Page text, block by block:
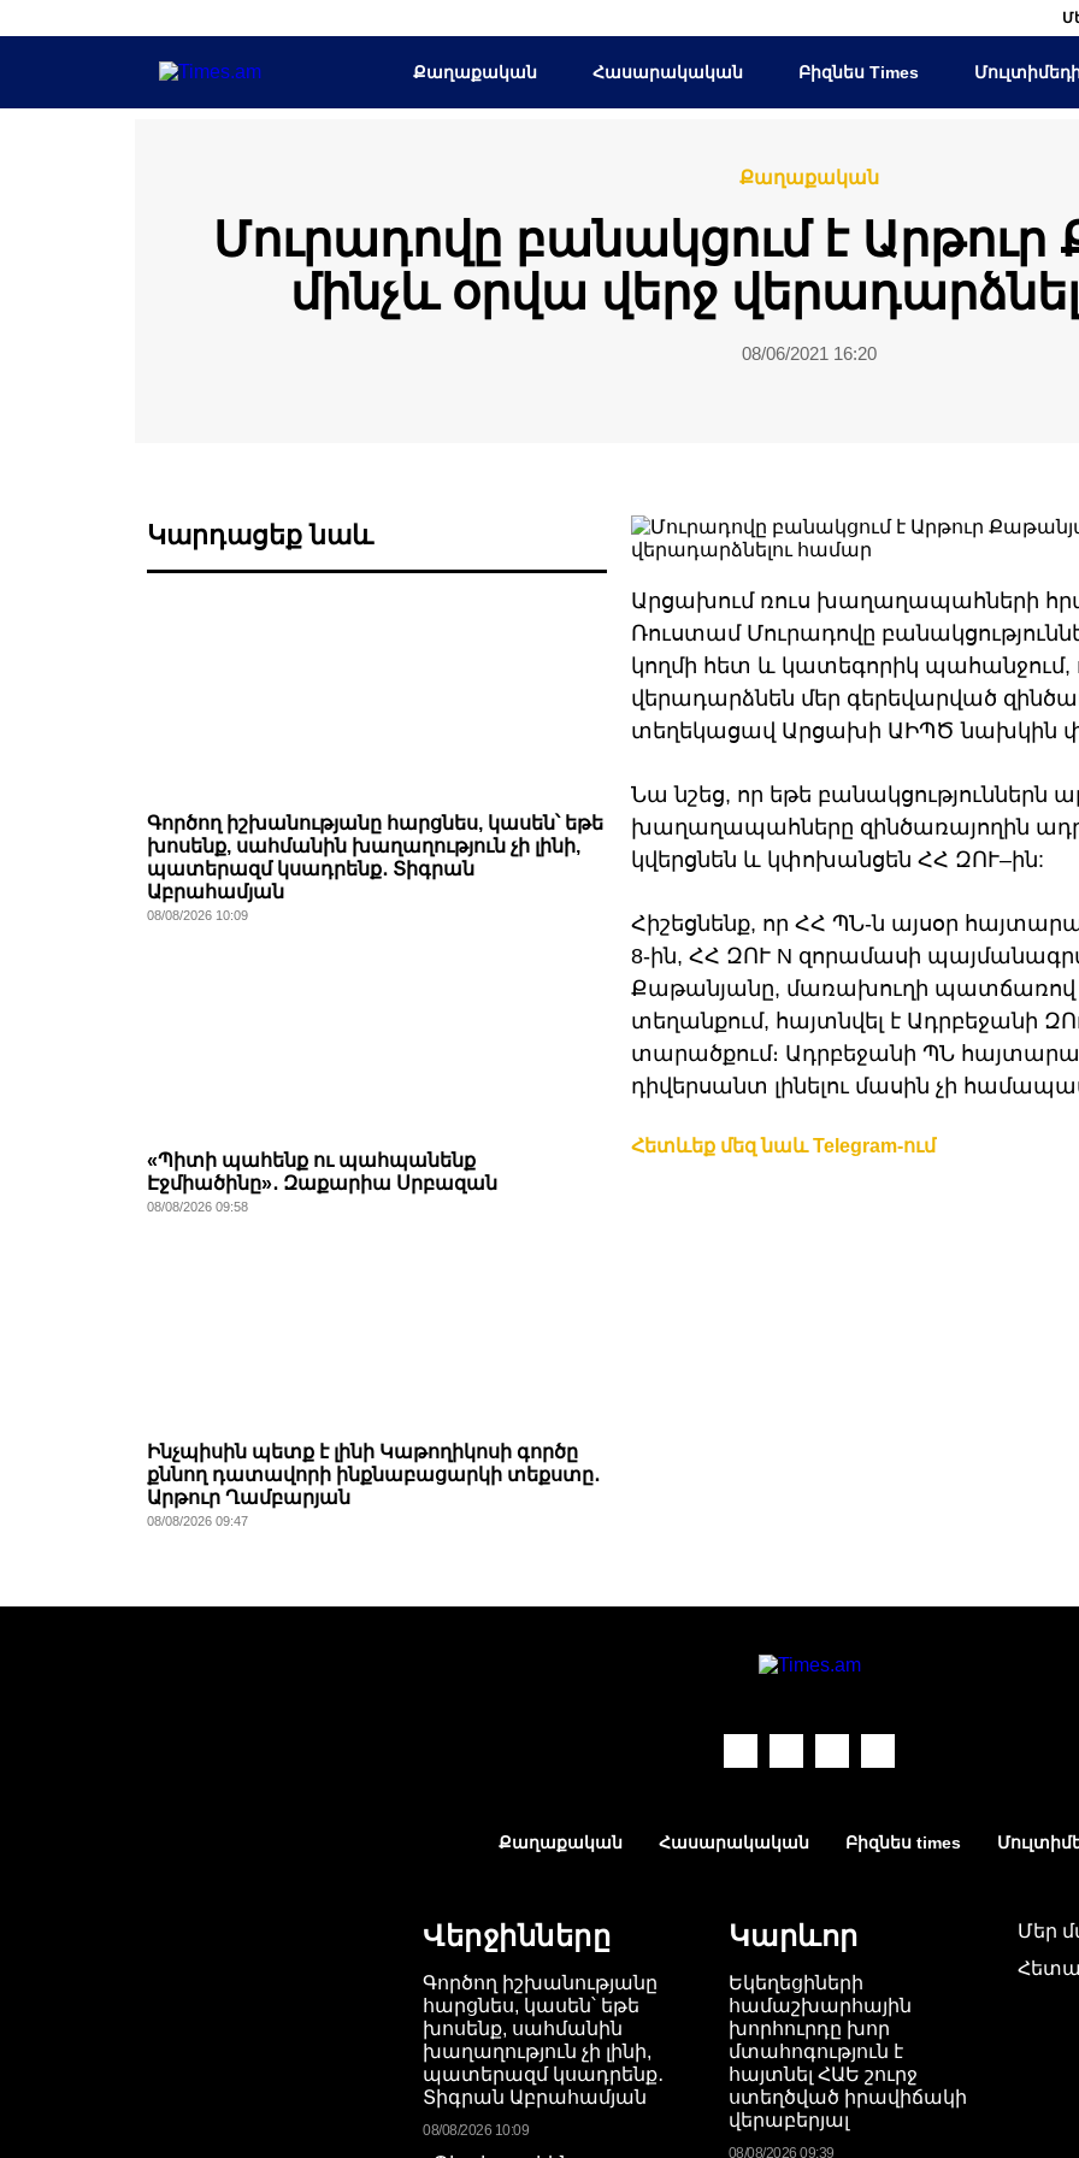
Քաղաքական Հասարակական Բիզնես Times
Քաղաքական
Մուրադովը բանակցում է
մինչև օրվա վերջ
08/06/2021 16:20
Կարդացեք նաև
Գործող իշխանությանը հարցնես, կասեն՝ եթե
խոսենք, սահմանին խաղաղություն չի լինի,
պատերազմ կսադրենք․ Տիգրան
Աբրահամյան
08/08/2026 10:09
«Պիտի պահենք ու պահպանենք
Էջմիածինը»․ Զաքարիա Սրբազան
08/08/2026 09:58
Ինչպիսին պետք է լինի Կաթողիկոսի գործը
քննող դատավորի ինքնաբացարկի տեքստը․
Արթուր Ղամբարյան
08/08/2026 09:47
Արցախում ռուս խաղաղապահների
Ռուստամ Մուրադովը
կողմի հետ և կատեգորիկ պահանջում,
վերադարձնեն մեր գերեվարված
տեղեկացավ Արցախի ԱԻՊԾ նախկին
Նա նշեց, որ եթե բանակցություններն
խաղաղապահները զինծառայողին
կվերցնեն և կփոխանցեն ՀՀ ԶՈՒ–ին:
Հիշեցնենք, որ ՀՀ ՊՆ-ն այսօր
8-ին, ՀՀ ԶՈՒ N զորամասի
Քաթանյանը, մառախուղի պատճառով
տեղանքում, հայտնվել է Ադրբեջանի
տարածքում։ Ադրբեջանի ՊՆ
դիվերսանտ լինելու մասին չի
Հետևեք մեզ նաև Telegram-ում
Քաղաքական Հասարակական Բիզնես times
Վերջինները
Գործող իշխանությանը
հարցնես, կասեն՝ եթե
խոսենք, սահմանին
խաղաղություն չի լինի,
պատերազմ կսադրենք․
Տիգրան Աբրահամյան
08/08/2026 10:09
Կարևոր
Եկեղեցիների
համաշխարհային
խորհուրդը խոր
մտահոգություն է
հայտնել ՀԱԵ շուրջ
ստեղծված իրավիճակի
վերաբերյալ
08/08/2026 09:39
Մեր